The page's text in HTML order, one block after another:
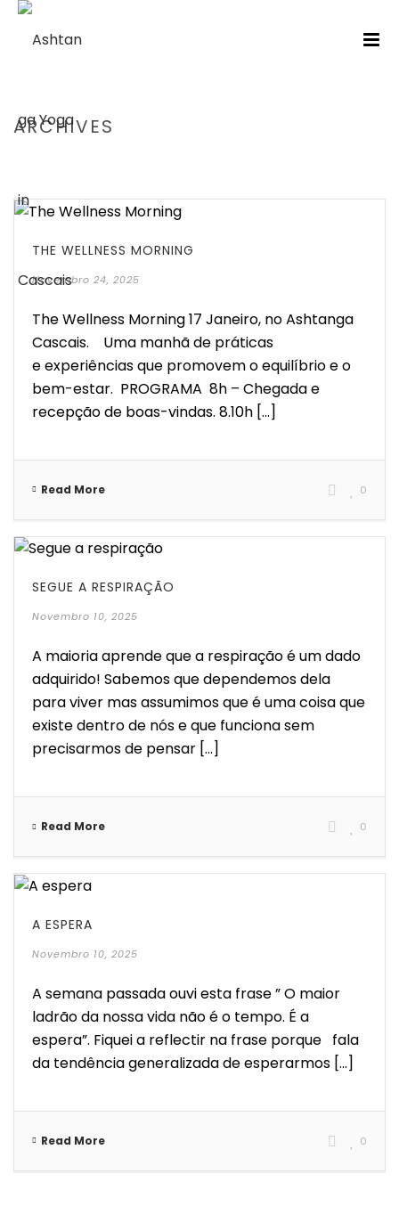
ARCHIVES
THE WELLNESS MORNING
Novembro 24, 2025
The Wellness Morning 17 Janeiro, no Ashtanga
Cascais. Uma manhã de práticas
e experiências que promovem o equilíbrio e o
bem-estar. PROGRAMA 8h – Chegada e
recepção de boas-vindas. 8.10h [...]
Read More 0
SEGUE A RESPIRAÇÃO
Novembro 10, 2025
A maioria aprende que a respiração é um dado
adquirido! Sabemos que dependemos dela
para viver mas assumimos que é uma coisa que
existe dentro de nós e que funciona sem
precisarmos de pensar [...]
Read More 0
A ESPERA
Novembro 10, 2025
A semana passada ouvi esta frase ” O maior
ladrão da nossa vida não é o tempo. É a
espera”. Fiquei a reflectir na frase porque fala
da tendência generalizada de esperarmos [...]
Read More 0